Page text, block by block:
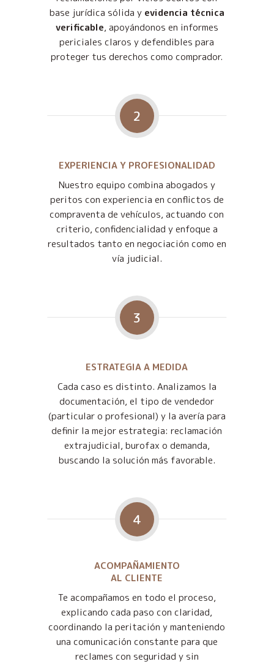
base jurídica sólida y evidencia técnica
verificable, apoyándonos en informes
periciales claros y defendibles para
proteger tus derechos como comprador.
2
EXPERIENCIA Y PROFESIONALIDAD
Nuestro equipo combina abogados y
peritos con experiencia en conflictos de
compraventa de vehículos, actuando con
criterio, confidencialidad y enfoque a
resultados tanto en negociación como en
vía judicial.
3
ESTRATEGIA A MEDIDA
Cada caso es distinto. Analizamos la
documentación, el tipo de vendedor
(particular o profesional) y la avería para
definir la mejor estrategia: reclamación
extrajudicial, burofax o demanda,
buscando la solución más favorable.
4
ACOMPAÑAMIENTO
AL CLIENTE
Te acompañamos en todo el proceso,
explicando cada paso con claridad,
coordinando la peritación y manteniendo
una comunicación constante para que
reclames con seguridad y sin